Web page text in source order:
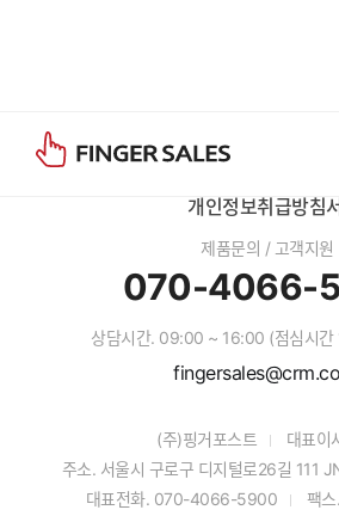
개인정보취급방침
제품문의 / 고객지원
070-4066-
상담시간. 09:00 ~ 16:00 (점심시
(주)핑거포스트
대표이
주소. 서울시 구로구 디지털로26길 111
대표전화. 070-4066-5900
팩